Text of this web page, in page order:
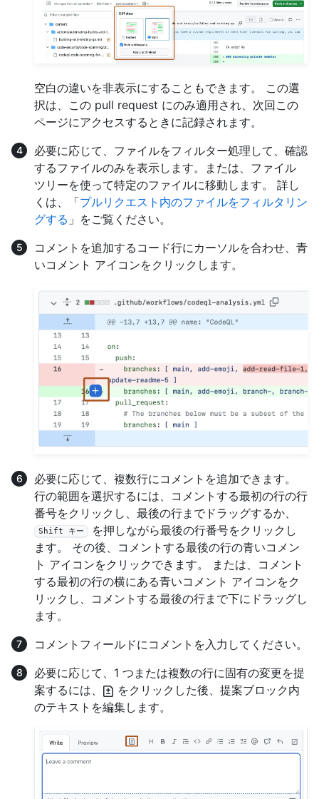
空白の違いを非表示にすることもできます。 この選
択は、この pull request にのみ適用され、次回この
ページにアクセスするときに記録されます。
必要に応じて、ファイルをフィルター処理して、確認
するファイルのみを表示します。または、ファイル
ツリーを使って特定のファイルに移動します。 詳し
くは、「プルリクエスト内のファイルをフィルタリン
グする 」をご覧ください。
コメントを追加するコード行にカーソルを合わせ、青
いコメント アイコンをクリックします。
必要に応じて、複数行にコメントを追加できます。
行の範囲を選択するには、コメントする最初の行の行
番号をクリックし、最後の行までドラッグするか、
Shift キー
を押しながら最後の行番号をクリックし
ます。 その後、コメントする最後の行の青いコメン
ト アイコンをクリックできます。 または、コメント
する最初の行の横にある青いコメント アイコンをク
リックし、コメントする最後の行まで下にドラッグし
ます。
コメントフィールドにコメントを入力してください。
必要に応じて、1 つまたは複数の行に固有の変更を提
案するには、
をクリックした後、提案ブロック内
のテキストを編集します。